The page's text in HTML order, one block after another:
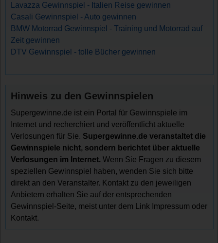
Lavazza Gewinnspiel - Italien Reise gewinnen
Casali Gewinnspiel - Auto gewinnen
BMW Motorrad Gewinnspiel - Training und Motorrad auf
Zeit gewinnen
DTV Gewinnspiel - tolle Bücher gewinnen
Hinweis zu den Gewinnspielen
Supergewinne.de ist ein Portal für Gewinnspiele im
Internet und recherchiert und veröffentlicht aktuelle
Verlosungen für Sie. Supergewinne.de veranstaltet die
Gewinnspiele nicht, sondern berichtet über aktuelle
Verlosungen im Internet. Wenn Sie Fragen zu diesem
speziellen Gewinnspiel haben, wenden Sie sich bitte
direkt an den Veranstalter. Kontakt zu den jeweiligen
Anbietern erhalten Sie auf der entsprechenden
Gewinnspiel-Seite, meist unter dem Link Impressum oder
Kontakt.